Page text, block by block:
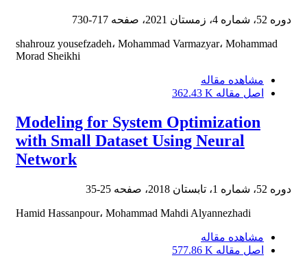
دوره 52، شماره 4، زمستان 2021، صفحه 717-730
shahrouz yousefzadeh، Mohammad Varmazyar، Mohammad
Morad Sheikhi
مشاهده مقاله
اصل مقاله 362.43 K
Modeling for System Optimization
with Small Dataset Using Neural
Network
دوره 52، شماره 1، تابستان 2018، صفحه 25-35
Hamid Hassanpour، Mohammad Mahdi Alyannezhadi
مشاهده مقاله
اصل مقاله 577.86 K